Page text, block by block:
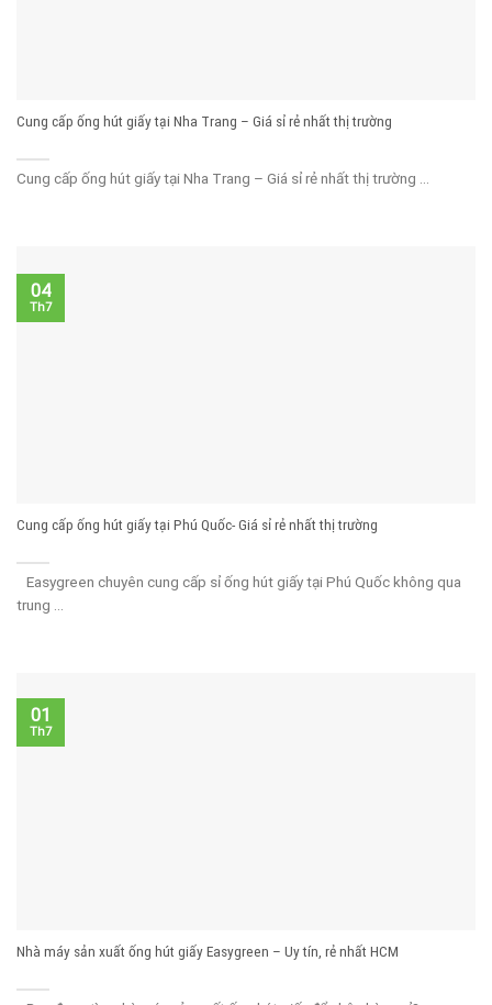
Cung cấp ống hút giấy tại Nha Trang – Giá sỉ rẻ nhất thị trường
Cung cấp ống hút giấy tại Nha Trang – Giá sỉ rẻ nhất thị trường ...
Cung cấp ống hút giấy tại Phú Quốc- Giá sỉ rẻ nhất thị trường
Easygreen chuyên cung cấp sỉ ống hút giấy tại Phú Quốc không qua
trung ...
04
Th7
Nhà máy sản xuất ống hút giấy Easygreen – Uy tín, rẻ nhất HCM
01
Th7